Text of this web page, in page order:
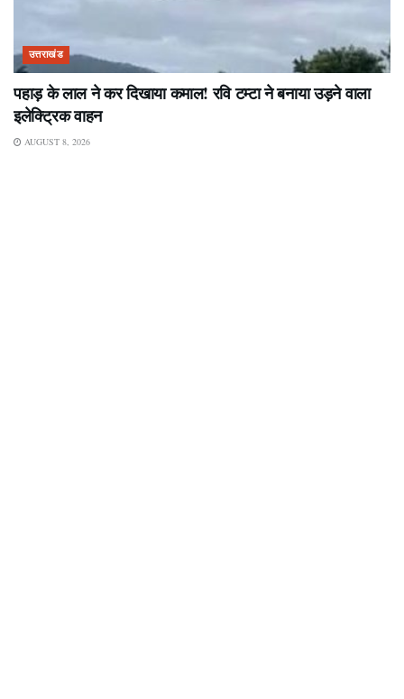
उत्तराखंड
पहाड़ के लाल ने कर दिखाया कमाल! रवि टम्टा ने बनाया उड़ने वाला
इलेक्ट्रिक वाहन
AUGUST 8, 2026